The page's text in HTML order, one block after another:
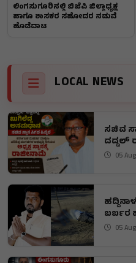
ಲಿಂಗಸುಗೂರಿನಲ್ಲಿ ಬಿಜೆಪಿ ಜಿಲ್ಲಾಧ್ಯಕ್ಷ
ಹಾಗೂ ಶಾಸಕರ ಸಹೋದರ ನಡುವೆ
ಹೊಡೆದಾಟ
LOCAL NEWS
ಸಚಿವ
ದದ್ದಲ್
05
ಬರ್ಬರ
05